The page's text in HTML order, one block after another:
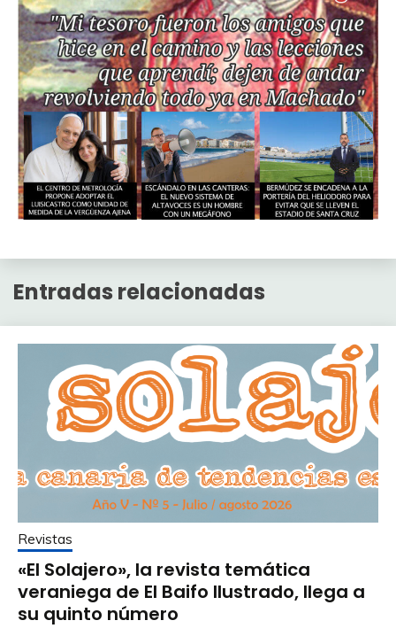
Entradas relacionadas
Revistas
«El Solajero», la revista temática
veraniega de El Baifo Ilustrado, llega a
su quinto número